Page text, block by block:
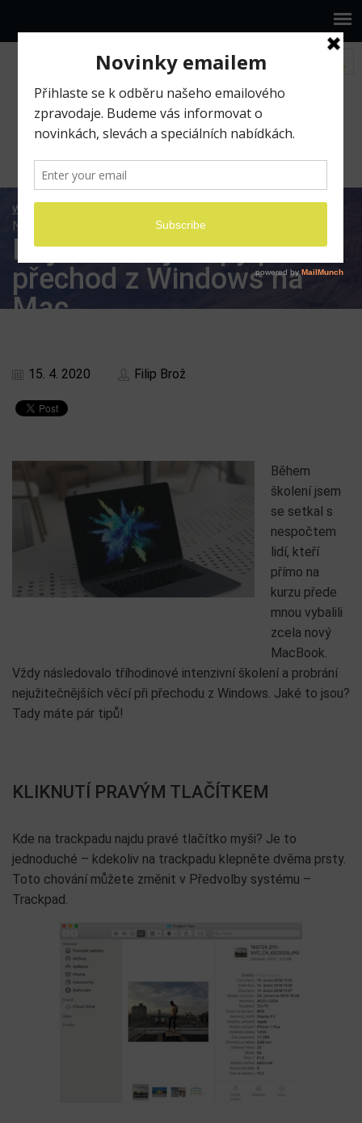
www.ilumio.cz
Nejužitečnější tipy pro přechod z Windows na Mac
Nejužitečnější tipy pro
přechod z Windows na
Mac
15. 4. 2020 Filip Brož
Během
školení jsem
se setkal s
nespočtem
lidí, kteří
přímo na
kurzu přede
mnou vybalili
zcela nový
MacBook.
Vždy následovalo tříhodinové intenzivní školení a probrání
nejužitečnějších věcí při přechodu z Windows. Jaké to jsou?
Tady máte pár tipů!
KLIKNUTÍ PRAVÝM TLAČÍTKEM
Kde na trackpadu najdu pravé tlačítko myši? Je to
jednoduché – kdekoliv na trackpadu klepněte dvěma prsty.
Toto chování můžete změnit v Předvolby systému –
Trackpad.